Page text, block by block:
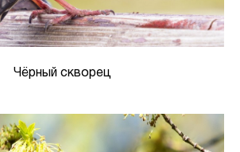
Чёрный скворец